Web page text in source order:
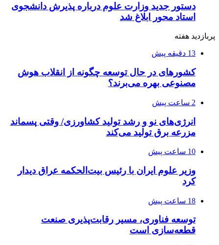
دستور جدید وزارت علوم درباره پذیرش دانشجوی
استاد محور ابلاغ شد
پربازدید هفته
13 دقیقه پیش
کشورهای در حال توسعه چگونه از انقلاب هوش
مصنوعی بهره می‌برند؟
2 ساعت پیش
انرژی‌های نو و رشد تولید کشاورزی/ وقتی پسماند
مزرعه‌ برق تولید می‌کند
10 ساعت پیش
وزیر علوم ایران با رئیس بیت‌الحکمه عراق دیدار
کرد
18 ساعت پیش
توسعه فناوری، مسیر رقابت‌پذیری صنعت
قطعه‌سازی است